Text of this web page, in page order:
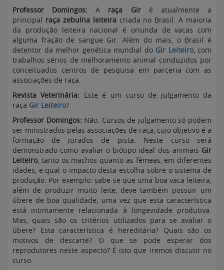
Professor Domingos: A raça Gir
é atualmente a
principal raça zebuína leiteira criada no Brasil. A maioria
da produção leiteira nacional é oriunda de vacas com
alguma fração de sangue Gir. Além do mais, o Brasil é
detentor da melhor genética mundial do Gir Leiteiro, com
trabalhos sérios de melhoramento animal conduzidos por
conceituados centros de pesquisa em parceria com as
associações de raça.
Revista Veterinária: Este é um curso de julgamento da
raça Gir Leiteiro?
Professor Domingos: Não. Cursos de julgamento só podem
ser ministrados pelas associações de raça, cujo objetivo é a
formação de jurados de pista. Neste curso será
demonstrado como avaliar o biótipo ideal dos animais Gir
Leiteiro, tanto os machos quanto as fêmeas, em diferentes
idades, e qual o impacto desta escolha sobre o sistema de
produção. Por exemplo: sabe-se que uma boa vaca leiteira,
além de produzir muito leite, deve também possuir um
úbere de boa qualidade, uma vez que esta característica
está intimamente relacionada à longevidade produtiva.
Mas, quais são os critérios utilizados para se avaliar o
úbere? Esta característica é hereditária? Quais são os
motivos de descarte? O que se pode esperar dos
reprodutores neste aspecto? É isto que iremos discutir no
curso.